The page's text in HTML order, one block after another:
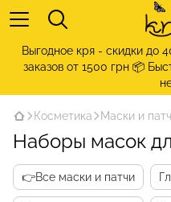
Выгодное кря - скидки до
заказов от 1500 грн 📦
Косметика Маски и
Наборы масок
👉Все маски и патчи